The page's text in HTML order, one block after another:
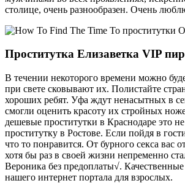
столице, очень разнообразен. Очень
Проститутка Елизаветка VIP
В течении некоторого времени можно
при свете сковывают их. Полистайте
хороших ребят. Уфа ждут ненасытных в
смогли оценить красоту их стройных
дешевые проститутки в Краснодаре это
проститутку в Ростове. Если пойдя в
что то понравится. От бурного секса
хотя бы раз в своей жизни непременно
Вероника без предоплаты√.
нашего интернет портала для взрослых.